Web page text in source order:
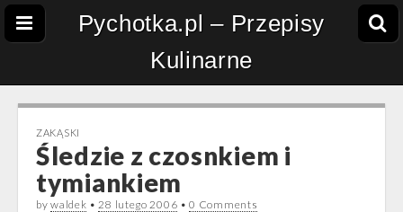
Pychotka.pl – Przepisy
Kulinarne
ZAKĄSKI
Śledzie z czosnkiem i
tymiankiem
bywaldek •28 lutego 2006 •0 Comments